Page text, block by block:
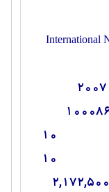
International
2007
10
10
2,172,500